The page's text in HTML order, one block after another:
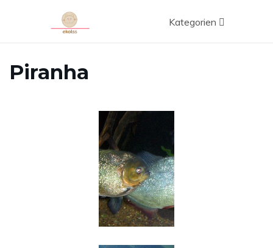
Kategorien
Piranha